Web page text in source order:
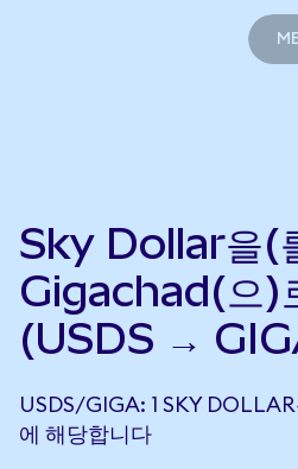
Sky Dollar을(
Gigachad(으)
(USDS →
USDS/GIGA: 1 SKY
에 해당합니다